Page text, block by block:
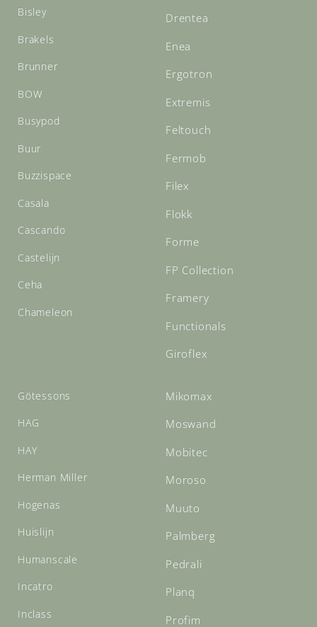
Bisley
Brakels
Brunner
BOW
Busypod
Buur
Buzzispace
Casala
Cascando
Castelijn
Ceha
Chameleon
Drentea
Enea
Ergotron
Extremis
Feltouch
Fermob
Filex
Flokk
Forme
FP Collection
Framery
Functionals
Giroflex
Götessons
HAG
HAY
Herman Miller
Hogenas
Huislijn
Humanscale
Incatro
Inclass
Mikomax
Moswand
Mobitec
Moroso
Muuto
Palmberg
Pedrali
Planq
Profim